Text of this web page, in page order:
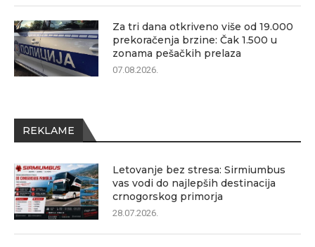
Za tri dana otkriveno više od 19.000
prekoračenja brzine: Čak 1.500 u
zonama pešačkih prelaza
07.08.2026.
REKLAME
Letovanje bez stresa: Sirmiumbus
vas vodi do najlepših destinacija
crnogorskog primorja
28.07.2026.